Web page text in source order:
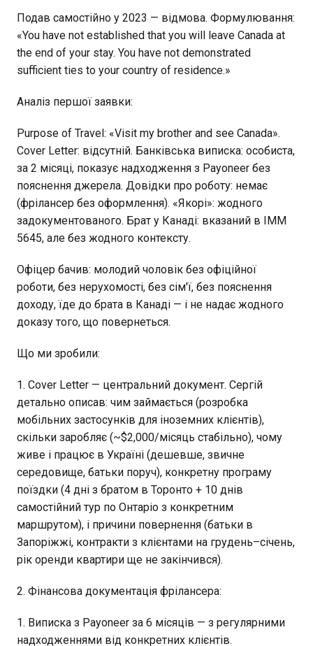
Подав самостійно у 2023 — відмова. Формулювання:
«You have not established that you will leave Canada at
the end of your stay. You have not demonstrated
sufficient ties to your country of residence.»
Аналіз першої заявки:
Purpose of Travel: «Visit my brother and see Canada».
Cover Letter: відсутній. Банківська виписка: особиста,
за 2 місяці, показує надходження з Payoneer без
пояснення джерела. Довідки про роботу: немає
(фрілансер без оформлення). «Якорі»: жодного
задокументованого. Брат у Канаді: вказаний в IMM
5645, але без жодного контексту.
Офіцер бачив: молодий чоловік без офіційної
роботи, без нерухомості, без сім'ї, без пояснення
доходу, їде до брата в Канаді — і не надає жодного
доказу того, що повернеться.
Що ми зробили:
1. Cover Letter — центральний документ. Сергій
детально описав: чим займається (розробка
мобільних застосунків для іноземних клієнтів),
скільки заробляє (~$2,000/місяць стабільно), чому
живе і працює в Україні (дешевше, звичне
середовище, батьки поруч), конкретну програму
поїздки (4 дні з братом в Торонто + 10 днів
самостійний тур по Онтаріо з конкретним
маршрутом), і причини повернення (батьки в
Запоріжжі, контракти з клієнтами на грудень–січень,
рік оренди квартири ще не закінчився).
2. Фінансова документація фрілансера:
Виписка з Payoneer за 6 місяців — з регулярними
надходженнями від конкретних клієнтів.